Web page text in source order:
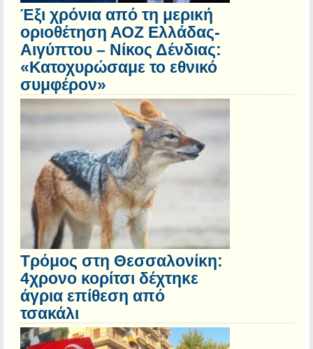
Έξι χρόνια από τη μερική
οριοθέτηση ΑΟΖ Ελλάδας-
Αιγύπτου – Νίκος Δένδιας:
«Κατοχυρώσαμε το εθνικό
συμφέρον»
Τρόμος στη Θεσσαλονίκη:
4χρονο κορίτσι δέχτηκε
άγρια επίθεση από
τσακάλι